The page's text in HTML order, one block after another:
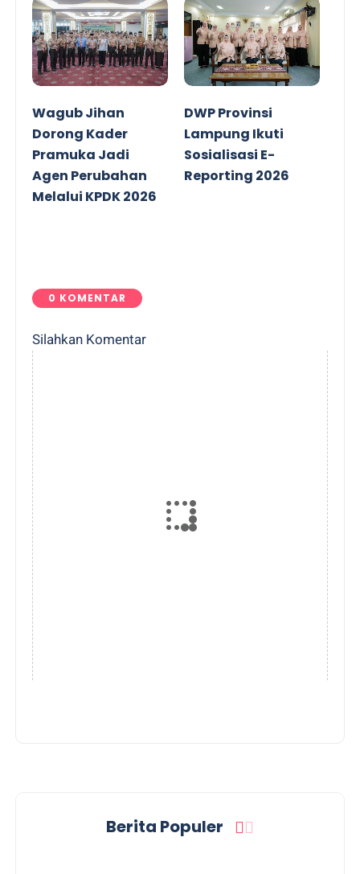
Wagub Jihan
Dorong Kader
Pramuka Jadi
Agen Perubahan
Melalui KPDK 2026
DWP Provinsi
Lampung Ikuti
Sosialisasi E-
Reporting 2026
0 KOMENTAR
Silahkan Komentar
Berita Populer